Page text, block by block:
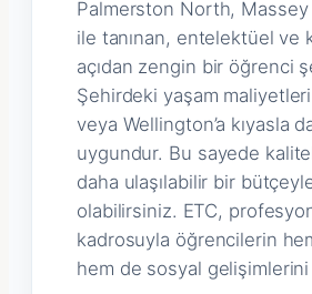
Palmerston North,
ile tanınan, entelektüel ve
açıdan zengin bir öğrenci
Şehirdeki yaşam
veya Wellington’a kıyasla
uygundur. Bu sayede
daha ulaşılabilir bir
olabilirsiniz. ETC,
kadrosuyla öğrencilerin
hem de sosyal